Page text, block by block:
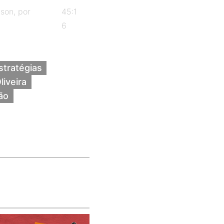
por
45:1
6